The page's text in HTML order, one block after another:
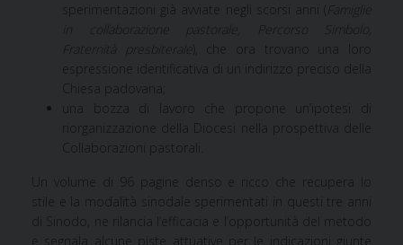
sperimentazioni già avviate negli scorsi anni (
in collaborazione pastorale, Percorso Simbolo,
), che ora trovano una loro
espressione identificativa di un indirizzo preciso della
Chiesa padovana;
una bozza di lavoro che propone un’ipotesi di
riorganizzazione della Diocesi nella prospettiva delle
Collaborazioni pastorali.
Un volume di 96 pagine denso e ricco che recupera lo
stile e la modalità sinodale sperimentati in questi tre anni
di Sinodo, ne rilancia l’efficacia e l’opportunità del metodo
e segnala alcune piste attuative per le indicazioni giunte